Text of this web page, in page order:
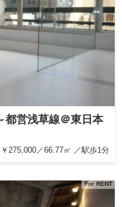
都営浅草線＠東日本
￥275,000／66.77㎡ ／駅歩1分
For RENT